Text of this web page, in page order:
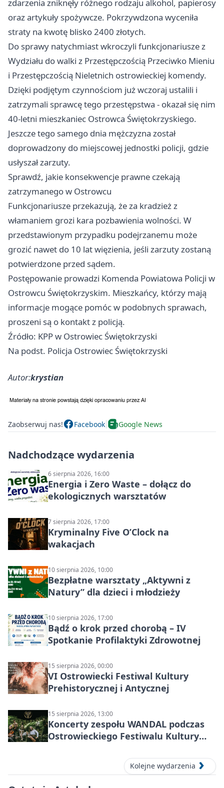
zdarzenia zniknęły różnego rodzaju alkohol, papierosy
oraz artykuły spożywcze. Pokrzywdzona wyceniła
straty na kwotę blisko 2400 złotych.
Do sprawy natychmiast wkroczyli funkcjonariusze z
Wydziału do walki z Przestępczością Przeciwko Mieniu
i Przestępczością Nieletnich ostrowieckiej komendy.
Dzięki podjętym czynnościom już wczoraj ustalili i
zatrzymali sprawcę tego przestępstwa - okazał się nim
40-letni mieszkaniec Ostrowca Świętokrzyskiego.
Jeszcze tego samego dnia mężczyzna został
doprowadzony do miejscowej jednostki policji, gdzie
usłyszał zarzuty.
Sprawdź, jakie konsekwencje prawne czekają
zatrzymanego w Ostrowcu
Funkcjonariusze przekazują, że za kradzież z
włamaniem grozi kara pozbawienia wolności. W
przedstawionym przypadku podejrzanemu może
grozić nawet do 10 lat więzienia, jeśli zarzuty zostaną
potwierdzone przed sądem.
Postępowanie prowadzi Komenda Powiatowa Policji w
Ostrowcu Świętokrzyskim. Mieszkańcy, którzy mają
informacje mogące pomóc w podobnych sprawach,
proszeni są o kontakt z policją.
Źródło: KPP w Ostrowiec Świętokrzyski
Na podst. Policja Ostrowiec Świętokrzyski
Autor:krystian
Zaobserwuj nas! Facebook Google News
Nadchodzące wydarzenia
6 sierpnia 2026, 16:00
Energia i Zero Waste – dołącz do
ekologicznych warsztatów
7 sierpnia 2026, 17:00
Kryminalny Five O’Clock na
wakacjach
10 sierpnia 2026, 10:00
Bezpłatne warsztaty „Aktywni z
Natury” dla dzieci i młodzieży
10 sierpnia 2026, 17:00
Bądź o krok przed chorobą – IV
Spotkanie Profilaktyki Zdrowotnej
15 sierpnia 2026, 00:00
VI Ostrowiecki Festiwal Kultury
Prehistorycznej i Antycznej
15 sierpnia 2026, 13:00
Koncerty zespołu WANDAL podczas
Ostrowieckiego Festiwalu Kultury
Kolejne wydarzenia